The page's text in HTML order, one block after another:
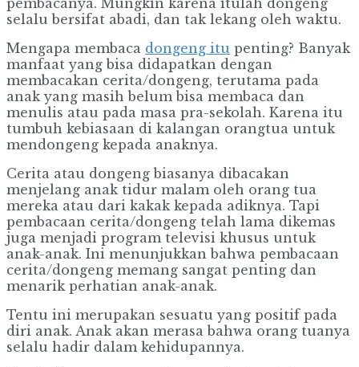
pembacanya. Mungkin karena itulah dongeng
selalu bersifat abadi, dan tak lekang oleh waktu.
Mengapa membaca dongeng itu penting? Banyak
manfaat yang bisa didapatkan dengan
membacakan cerita/dongeng, terutama pada
anak yang masih belum bisa membaca dan
menulis atau pada masa pra-sekolah. Karena itu
tumbuh kebiasaan di kalangan orangtua untuk
mendongeng kepada anaknya.
Cerita atau dongeng biasanya dibacakan
menjelang anak tidur malam oleh orang tua
mereka atau dari kakak kepada adiknya. Tapi
pembacaan cerita/dongeng telah lama dikemas
juga menjadi program televisi khusus untuk
anak-anak. Ini menunjukkan bahwa pembacaan
cerita/dongeng memang sangat penting dan
menarik perhatian anak-anak.
Tentu ini merupakan sesuatu yang positif pada
diri anak. Anak akan merasa bahwa orang tuanya
selalu hadir dalam kehidupannya.